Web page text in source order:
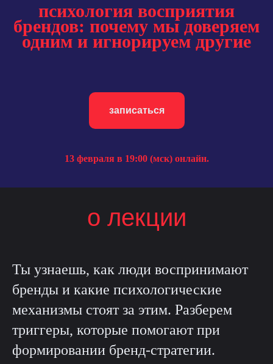
психология восприятия
брендов: почему мы доверяем
одним и игнорируем другие
записаться
13 февраля в 19:00 (мск) онлайн.
о лекции
Ты узнаешь, как люди воспринимают
бренды и какие психологические
механизмы стоят за этим. Разберем
триггеры, которые помогают при
формировании бренд-стратегии.